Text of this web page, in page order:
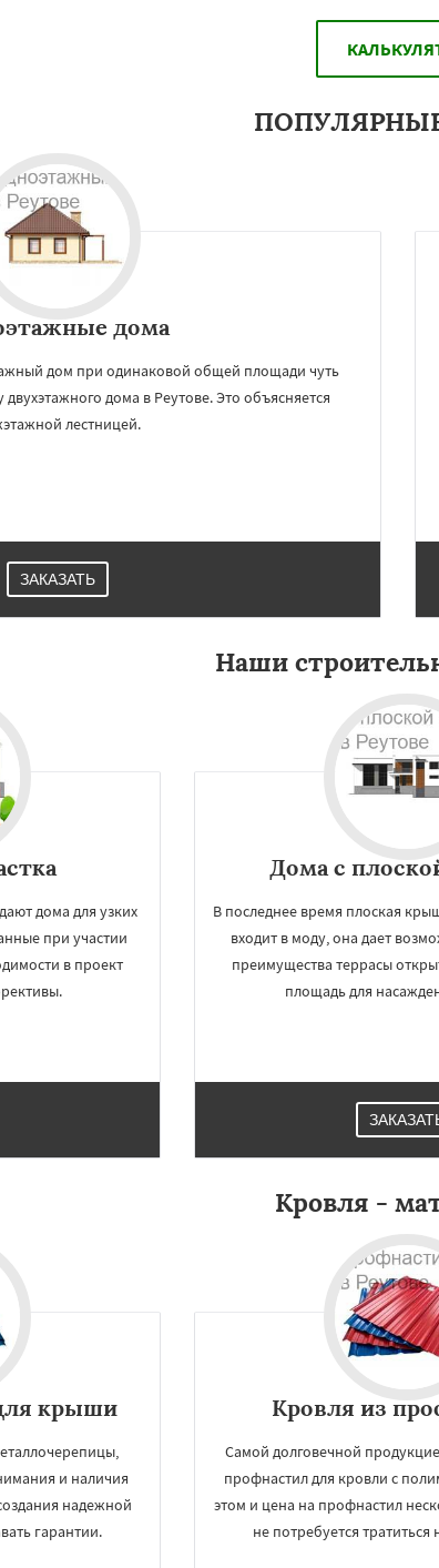
Работаем по
Ступино Талдом
Черноголовка
Богородское
дома
дом при одинаковой общей площади чуть
дома в Реутове. Это объясняется
лестницей.
ЗАКАЗАТЬ
Наши
дома для узких
при участии
в проект
Дома с
В последнее время плоская
входит в моду, она дает
преимущества террасы
площадь для
Кровля -
крыши
и наличия
надежной
гарантии.
Кровля из
Самой долговечной
профнастил для кровли с
этом и цена на профнастил
не потребуется
УЗНАТЬ
Даю согласие на обработку